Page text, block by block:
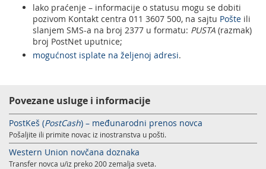
lako praćenje – informacije o statusu mogu se dobiti
pozivom Kontakt centra 011 3607 500, na sajtu Pošte ili
slanjem SMS-a na broj 2377 u formatu: PUSTA (razmak)
broj PostNet uputnice;
mogućnost isplate na željenoj adresi.
Povezane usluge i informacije
PostKeš (PostCash) – međunarodni prenos novca
Pošaljite ili primite novac iz inostranstva u pošti.
Western Union novčana doznaka
Transfer novca u/iz preko 200 zemalja sveta.